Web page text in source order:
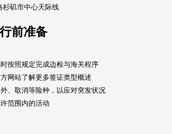
行前准备
时按照规定完成边检与海关程序
网站了解更多签证类型概述
、取消等险种，以应对突发状况
范围内的活动